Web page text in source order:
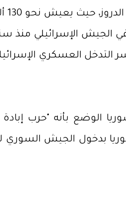
الجيش الإسرائيلي
التدخل العسكري
الوضع بأنه "حرب
بدخول الجيش